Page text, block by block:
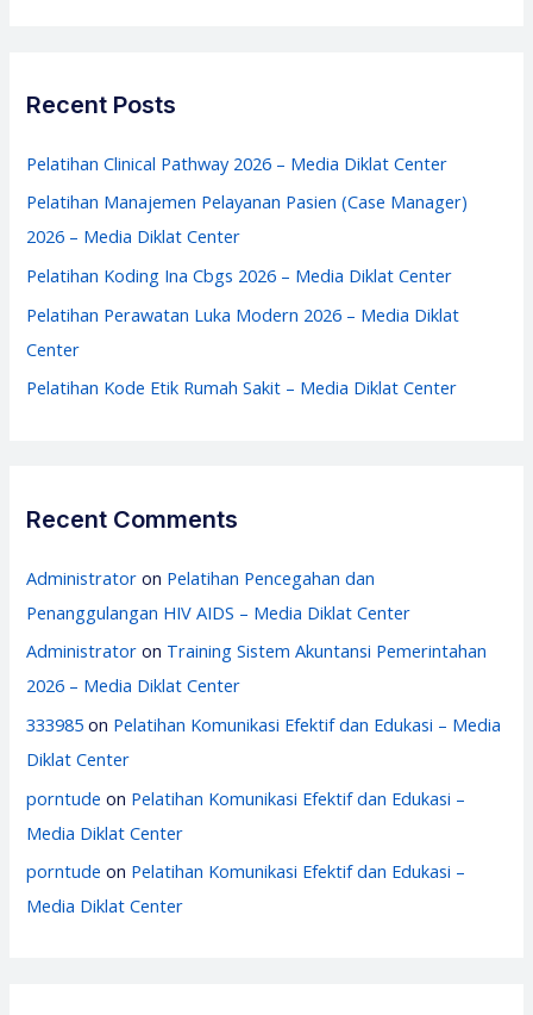
f
o
r
Recent Posts
Pelatihan Clinical Pathway 2026 – Media Diklat Center
Pelatihan Manajemen Pelayanan Pasien (Case Manager)
2026 – Media Diklat Center
Pelatihan Koding Ina Cbgs 2026 – Media Diklat Center
Pelatihan Perawatan Luka Modern 2026 – Media Diklat
Center
Pelatihan Kode Etik Rumah Sakit – Media Diklat Center
Recent Comments
Administrator on Pelatihan Pencegahan dan
Penanggulangan HIV AIDS – Media Diklat Center
Administrator on Training Sistem Akuntansi Pemerintahan
2026 – Media Diklat Center
333985 on Pelatihan Komunikasi Efektif dan Edukasi – Media
Diklat Center
porntude on Pelatihan Komunikasi Efektif dan Edukasi –
Media Diklat Center
porntude on Pelatihan Komunikasi Efektif dan Edukasi –
Media Diklat Center